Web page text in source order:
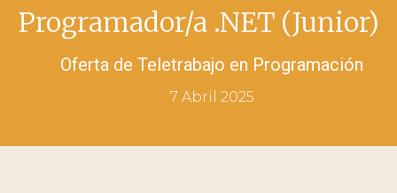
Programador/a .NET (Junior)
Oferta de Teletrabajo en Programación
7 Abril 2025